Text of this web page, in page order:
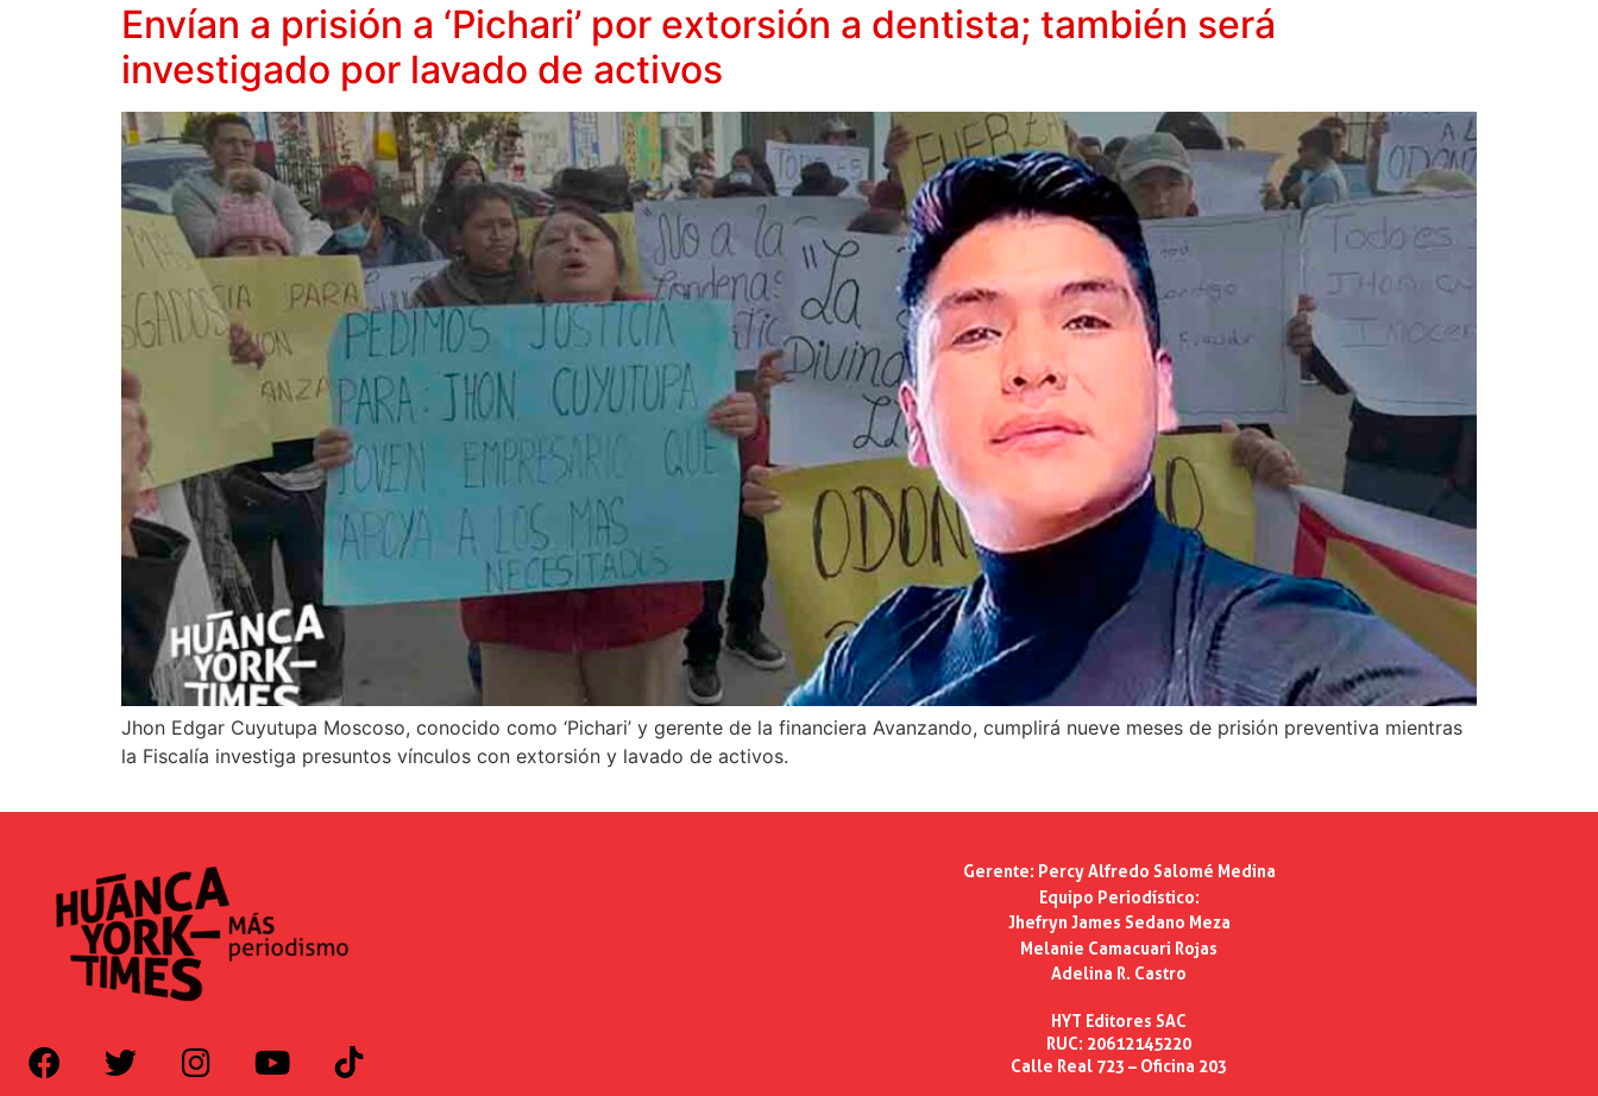
Envían a prisión a ‘Pichari’ por extorsión a dentista; también será
investigado por lavado de activos
Jhon Edgar Cuyutupa Moscoso, conocido como ‘Pichari’ y gerente de la financiera Avanzando, cumplirá nueve meses de prisión preventiva mientras
la Fiscalía investiga presuntos vínculos con extorsión y lavado de activos.
Gerente: Percy Alfredo Salomé Medina
Equipo Periodístico:
Jhefryn James Sedano Meza
Melanie Camacuari Rojas
Adelina R. Castro
HYT Editores SAC
RUC: 20612145220
Calle Real 723 – Oficina 203